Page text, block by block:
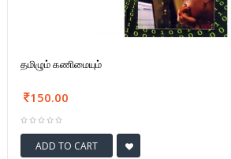
தமிழும் கணிமையும்
150.00
ADD TO CART